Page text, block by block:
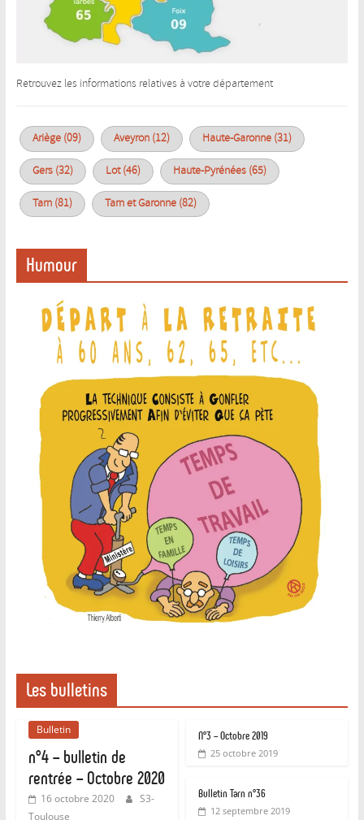
Retrouvez les informations relatives à votre département
Ariège (09) Aveyron (12) Haute-Garonne (31)
Gers (32) Lot (46) Haute-Pyrénées (65)
Tarn (81) Tarn et Garonne (82)
Humour
Les bulletins
Bulletin
n°4 – bulletin de
rentrée – Octobre 2020
16 octobre 2020
S3-
Toulouse
N°3 – Octobre 2019
25 octobre 2019
Bulletin Tarn n°36
12 septembre 2019